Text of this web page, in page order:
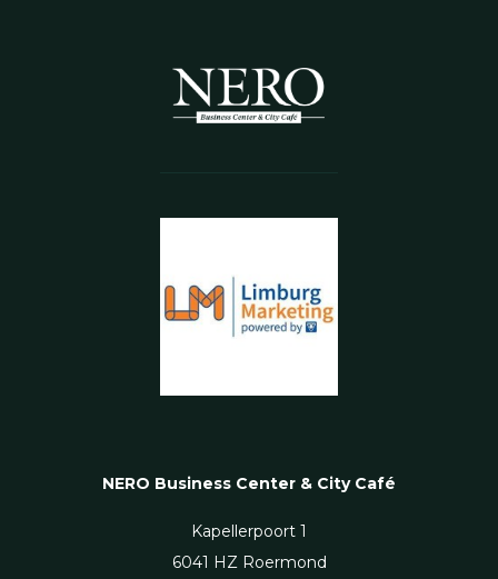
NERO Business Center & City Café
Kapellerpoort 1
6041 HZ Roermond